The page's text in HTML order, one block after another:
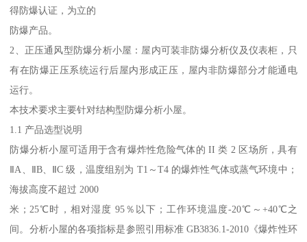
得防爆认证，为立的
防爆产品。
2、正压通风型防爆分析小屋：屋内可装非防爆分析仪及仪表柜，只
有在防爆正压系统运行后屋内形成正压，屋内非防爆部分才能通电
运行。
本技术要求主要针对结构型防爆分析小屋。
1.1 产品选型说明
防爆分析小屋可适用于含有爆炸性危险气体的 II 类 2 区场所，具有
ⅡA、ⅡB、ⅡC 级，温度组别为 T1～T4 的爆炸性气体或蒸气环境中；
海拔高度不超过 2000
米；25℃时，相对湿度 95％以下；工作环境温度-20℃～+40℃之
间。分析小屋的各项指标是参照引用标准 GB3836.1-2010《爆炸性环